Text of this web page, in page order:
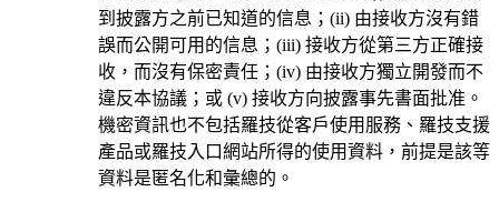
到披露方之前已知道的信息；(ii) 由接收方沒有錯
誤而公開可用的信息；(iii) 接收方從第三方正確接
收，而沒有保密責任；(iv) 由接收方獨立開發而不
違反本協議；或 (v) 接收方向披露事先書面批准。
機密資訊也不包括羅技從客戶使用服務、羅技支援
產品或羅技入口網站所得的使用資料，前提是該等
資料是匿名化和彙總的。